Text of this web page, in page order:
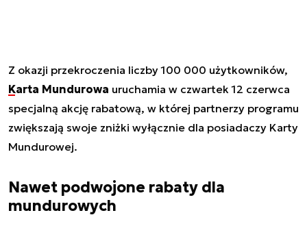
Z okazji przekroczenia liczby 100 000 użytkowników,
Karta Mundurowa uruchamia w czwartek 12 czerwca
specjalną akcję rabatową, w której partnerzy programu
zwiększają swoje zniżki wyłącznie dla posiadaczy Karty
Mundurowej.
Nawet podwojone rabaty dla
mundurowych